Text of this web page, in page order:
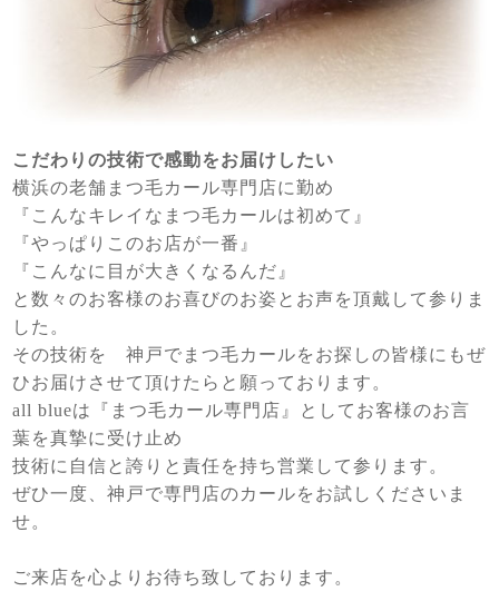
こだわりの技術で感動をお届けしたい
横浜の老舗まつ毛カール専門店に勤め
『こんなキレイなまつ毛カールは初めて』
『やっぱりこのお店が一番』
『こんなに目が大きくなるんだ』
と数々のお客様のお喜びのお姿とお声を頂戴して参りま
した。
その技術を 神戸でまつ毛カールをお探しの皆様にもぜ
ひお届けさせて頂けたらと願っております。
all blueは『まつ毛カール専門店』としてお客様のお言
葉を真摯に受け止め
技術に自信と誇りと責任を持ち営業して参ります。
ぜひ一度、神戸で専門店のカールをお試しくださいま
せ。
ご来店を心よりお待ち致しております。